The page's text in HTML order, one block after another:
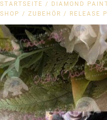
STARTSEITE /
DIAMOND
SHOP / ZUBEHÖR / RELEASE